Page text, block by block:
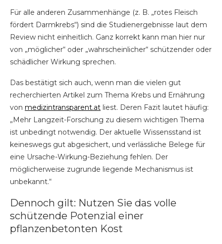
Für alle anderen Zusammenhänge (z. B. „rotes Fleisch
fördert Darmkrebs“) sind die Studienergebnisse laut dem
Review nicht einheitlich. Ganz korrekt kann man hier nur
von „möglicher“ oder „wahrscheinlicher“ schützender oder
schädlicher Wirkung sprechen.
Das bestätigt sich auch, wenn man die vielen gut
recherchierten Artikel zum Thema Krebs und Ernährung
von medizintransparent.at liest. Deren Fazit lautet häufig:
„Mehr Langzeit-Forschung zu diesem wichtigen Thema
ist unbedingt notwendig. Der aktuelle Wissensstand ist
keineswegs gut abgesichert, und verlässliche Belege für
eine Ursache-Wirkung-Beziehung fehlen. Der
möglicherweise zugrunde liegende Mechanismus ist
unbekannt.“
Dennoch gilt: Nutzen Sie das volle
schützende Potenzial einer
pflanzenbetonten Kost